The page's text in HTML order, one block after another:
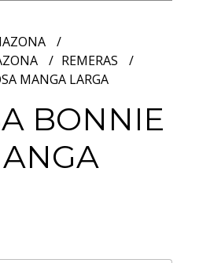
REMERAS
MANGA LARGA
BONNIE